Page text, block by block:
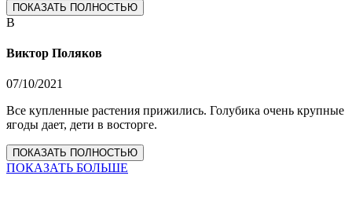
ПОКАЗАТЬ ПОЛНОСТЬЮ
В
Виктор Поляков
07/10/2021
Все купленные растения прижились. Голубика очень крупные
ягоды дает, дети в восторге.
ПОКАЗАТЬ ПОЛНОСТЬЮ
ПОКАЗАТЬ БОЛЬШЕ